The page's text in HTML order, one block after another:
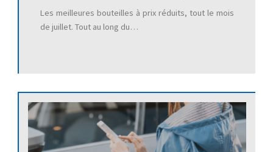
Les meilleures bouteilles à prix réduits, tout le mois
de juillet. Tout au long du…